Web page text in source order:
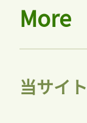
More
当サイ